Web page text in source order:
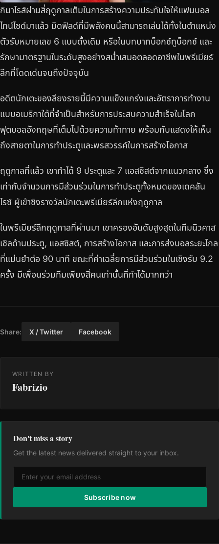
กิมาไรส์ผ่านสี่ฤดูกาลเต็มในการสร้างความประทับใจให้แฟนบอล
ไทน์ไซด์มาแล้ว มิดฟิลด์ที่มีพลังคนนี้สามารถเล่นได้ทั้งในตำแหน่ง
ตัวรับหมายเลข 6 แบบดั้งเดิม หรือในบทบาทบ็อกซ์ทูบ็อกซ์ และ
รักษามาตรฐานในระดับสูงอย่างสม่ำเสมอตลอดอาชีพในพรีเมียร์
ลีกที่โดดเด่นจนถึงปัจจุบัน
อดีตนักเตะของลียงรายนี้มีความแข็งแกร่งและอัตราการทำงาน
แบบอเมริกาใต้ที่จำเป็นสำหรับการประสบความสำเร็จในโลก
ฟุตบอลอังกฤษที่เต็มไปด้วยความท้าทาย พร้อมกับแสดงให้เห็น
ถึงสายตาในการทำประตูและพรสวรรค์ในการสร้างโอกาส
ฤดูกาลที่แล้ว เขาทำได้ 9 ประตูและ 7 แอสซิสต์จากแนวกลาง ซึ่ง
เท่ากับจำนวนการมีส่วนร่วมในการทำประตูทั้งหมดของเดคลัน
ไรซ์ ผู้เข้าชิงรางวัลนักเตะพรีเมียร์ลีกแห่งฤดูกาล
ในพรีเมียร์ลีกฤดูกาลที่ผ่านมา เขาครองอันดับสูงสุดในทีมนิวคาส
เซิลด้านประตู, แอสซิสต์, การสร้างโอกาส และการส่งบอลระยะไกล
ที่แม่นยำต่อ 90 นาที ขณะที่ค่าเฉลี่ยการมีส่วนร่วมในเชิงรับ 9.2
ครั้ง มีเพื่อนร่วมทีมเพียงสี่คนเท่านั้นที่ทำได้มากกว่า
Share: X / Twitter Facebook
WRITTEN BY
Fabrizio
Don't miss a story
Get the latest news delivered straight to your inbox.
Subscribe now